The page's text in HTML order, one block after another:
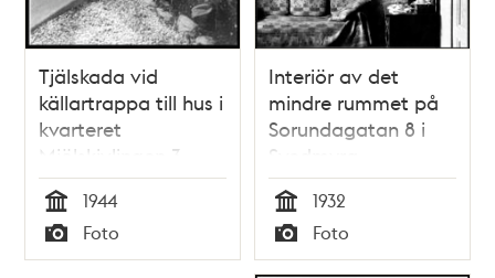
Tjälskada vid
källartrappa till hus i
kvarteret
Mjölskivlingen 3,
Sockenvägen 448 i
Enskedes
småstugeområde
Tid
1944
Typ
Foto
Interiör av det
mindre rummet på
Sorundagatan 8 i
Svedmyra
småstugeområde
Tid
1932
Typ
Foto